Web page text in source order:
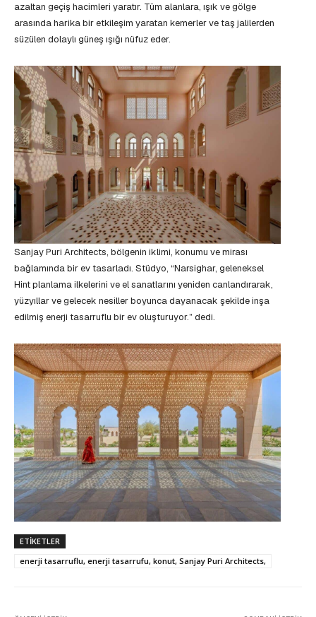
azaltan geçiş hacimleri yaratır. Tüm alanlara, ışık ve gölge
arasında harika bir etkileşim yaratan kemerler ve taş jalilerden
süzülen dolaylı güneş ışığı nüfuz eder.
Sanjay Puri Architects, bölgenin iklimi, konumu ve mirası
bağlamında bir ev tasarladı. Stüdyo, “Narsighar, geleneksel
Hint planlama ilkelerini ve el sanatlarını yeniden canlandırarak,
yüzyıllar ve gelecek nesiller boyunca dayanacak şekilde inşa
edilmiş enerji tasarruflu bir ev oluşturuyor.” dedi.
ETIKETLER
enerji tasarruflu, enerji tasarrufu, konut, Sanjay Puri Architects,